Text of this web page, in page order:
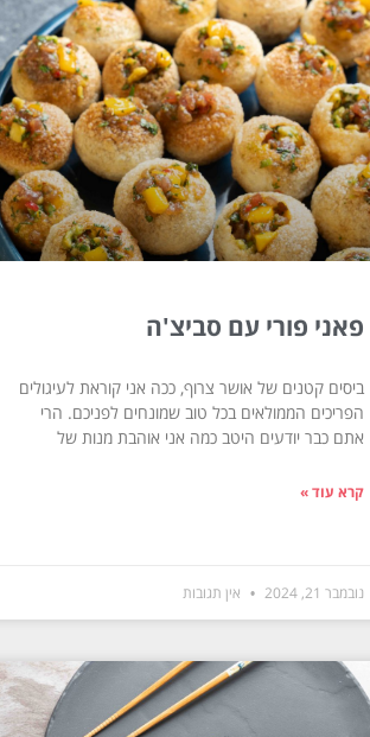
פאני פורי עם סביצ'ה
ביסים קטנים של אושר צרוף, ככה אני קוראת לעיגולים
הפריכים הממולאים בכל טוב שמונחים לפניכם. הרי
אתם כבר יודעים היטב כמה אני אוהבת מנות של
קרא עוד »
נובמבר 21, 2024 אין תגובות